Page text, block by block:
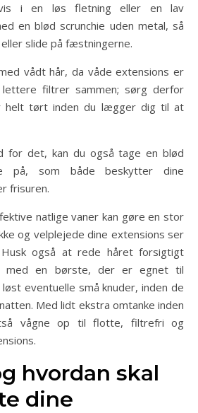
i en løs fletning eller en lav
en blød scrunchie uden metal, så
slide på fæstningerne.
vådt hår, da våde extensions er
filtrer sammen; sørg derfor
helt tørt inden du lægger dig til at
for det, kan du også tage en blød
på, som både beskytter dine
frisuren.
natlige vaner kan gøre en stor
og velplejede dine extensions ser
også at rede håret forsigtigt
med en børste, der er egnet til
eventuelle små knuder, inden de
Med lidt ekstra omtanke inden
vågne op til flotte, filtrefri og
hvordan skal
dine